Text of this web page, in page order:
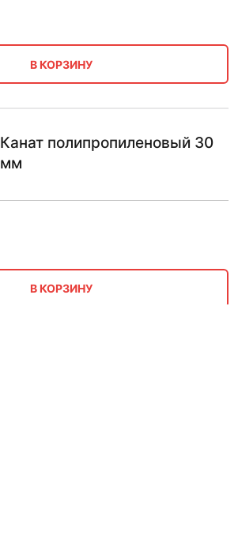
В КОРЗИНУ
Канат полипропиленовый 30
мм
В КОРЗИНУ